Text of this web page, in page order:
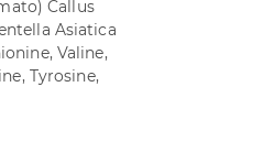
Callus
Asiatica
Valine,
Tyrosine,